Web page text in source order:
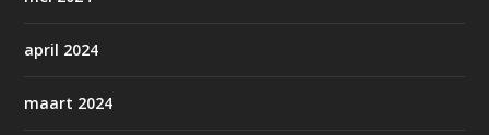
april 2024
maart 2024